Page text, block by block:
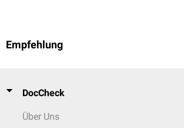
Empfehlung
DocCheck
Über Uns